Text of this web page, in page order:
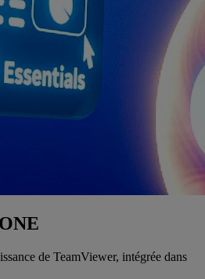
de TeamViewer, intégrée dans